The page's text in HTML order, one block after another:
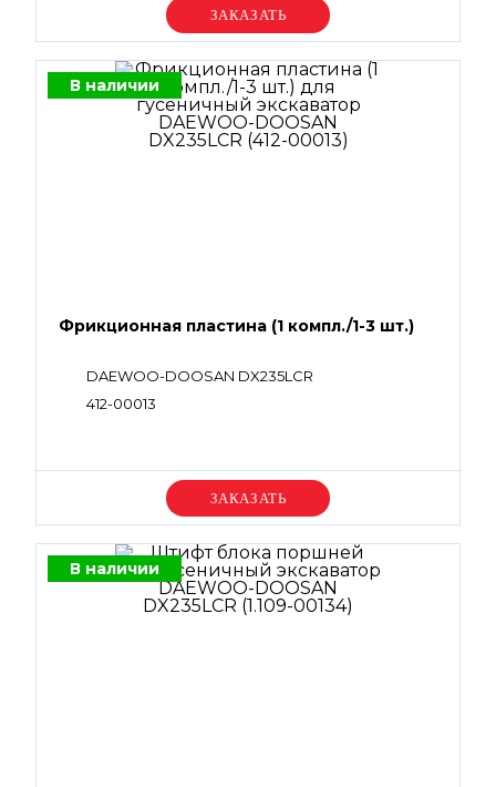
Уточняйте цену
В наличии
Фрикционная пластина (1 компл./1-3 шт.)
DAEWOO-DOOSAN DX235LCR
412-00013
Уточняйте цену
В наличии